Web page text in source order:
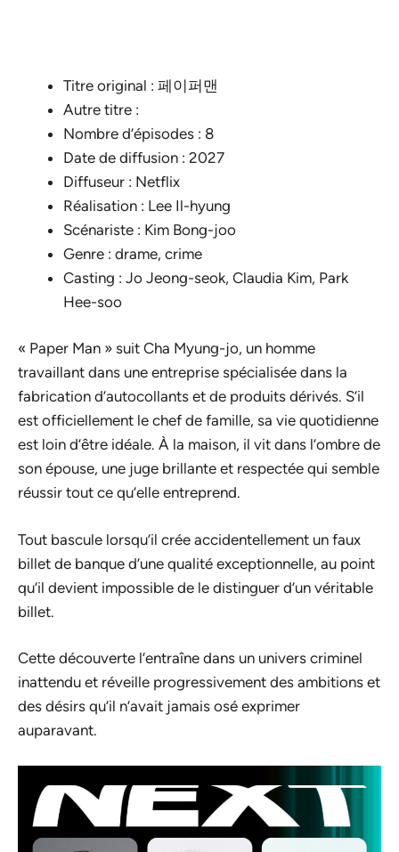
Titre original : 페이퍼맨
Autre titre :
Nombre d’épisodes : 8
Date de diffusion : 2027
Diffuseur : Netflix
Réalisation : Lee Il-hyung
Scénariste : Kim Bong-joo
Genre : drame, crime
Casting : Jo Jeong-seok, Claudia Kim, Park
Hee-soo
« Paper Man » suit Cha Myung-jo, un homme
travaillant dans une entreprise spécialisée dans la
fabrication d’autocollants et de produits dérivés. S’il
est officiellement le chef de famille, sa vie quotidienne
est loin d’être idéale. À la maison, il vit dans l’ombre de
son épouse, une juge brillante et respectée qui semble
réussir tout ce qu’elle entreprend.
Tout bascule lorsqu’il crée accidentellement un faux
billet de banque d’une qualité exceptionnelle, au point
qu’il devient impossible de le distinguer d’un véritable
billet.
Cette découverte l’entraîne dans un univers criminel
inattendu et réveille progressivement des ambitions et
des désirs qu’il n’avait jamais osé exprimer
auparavant.